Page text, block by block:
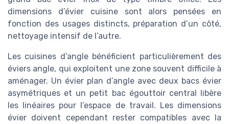
dimensions d’évier cuisine sont alors pensées en
fonction des usages distincts, préparation d’un côté,
nettoyage intensif de l’autre.
Les cuisines d’angle bénéficient particulièrement des
éviers angle, qui exploitent une zone souvent difficile à
aménager. Un évier plan d’angle avec deux bacs évier
asymétriques et un petit bac égouttoir central libère
les linéaires pour l’espace de travail. Les dimensions
évier doivent cependant rester compatibles avec la